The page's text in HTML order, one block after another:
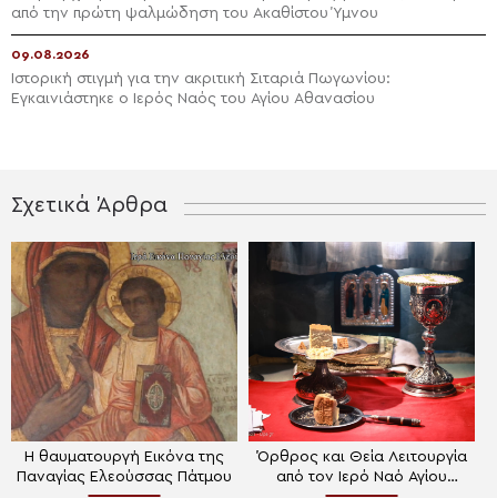
από την πρώτη ψαλμώδηση του Ακαθίστου Ύμνου
09.08.2026
Ιστορική στιγμή για την ακριτική Σιταριά Πωγωνίου:
Εγκαινιάστηκε ο Ιερός Ναός του Αγίου Αθανασίου
Σχετικά Άρθρα
Η θαυματουργή Εικόνα της
Παναγίας Ελεούσσας Πάτμου
Όρθρος και Θεία Λειτουργία
από τον Ιερό Ναό Αγίου